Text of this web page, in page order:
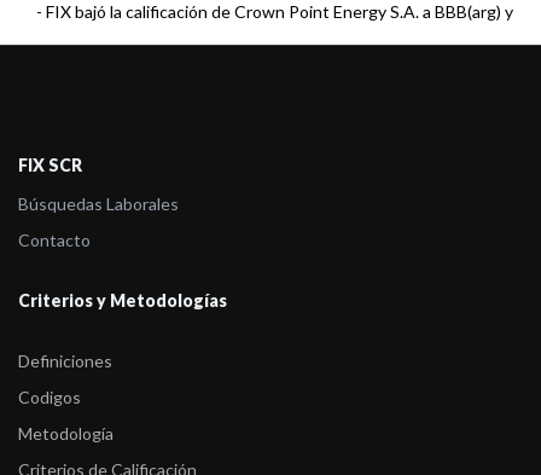
- FIX bajó la calificación de Crown Point Energy S.A. a BBB(arg) y
confirmó R ...
-FIX bajó la calificación de Crown Point Energy S.A. a BBB(arg) y
confirmó R ...
FIX SCR
Búsquedas Laborales
Contacto
Criterios y Metodologías
Definiciones
Codigos
Metodología
Criterios de Calificación